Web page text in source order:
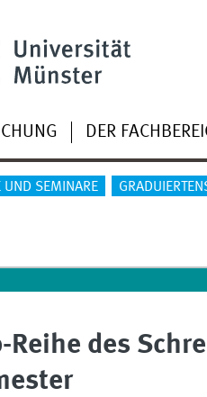
DER
UND SEMINARE
Reihe des